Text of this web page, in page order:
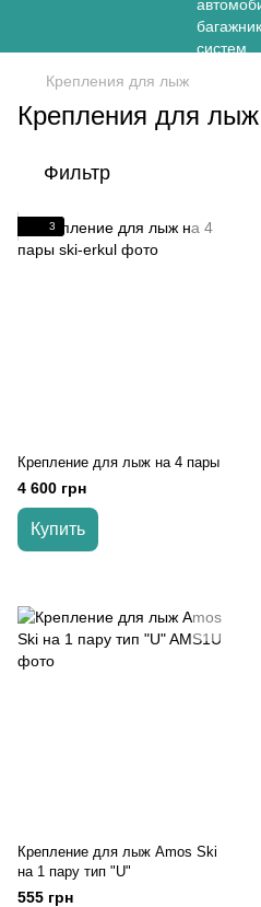
Крепления для лыж
Крепления для лыж
Фильтр
3
Крепление для лыж на 4 пары
4 600 грн
Купить
Крепление для лыж Amos Ski
на 1 пару тип "U"
555 грн